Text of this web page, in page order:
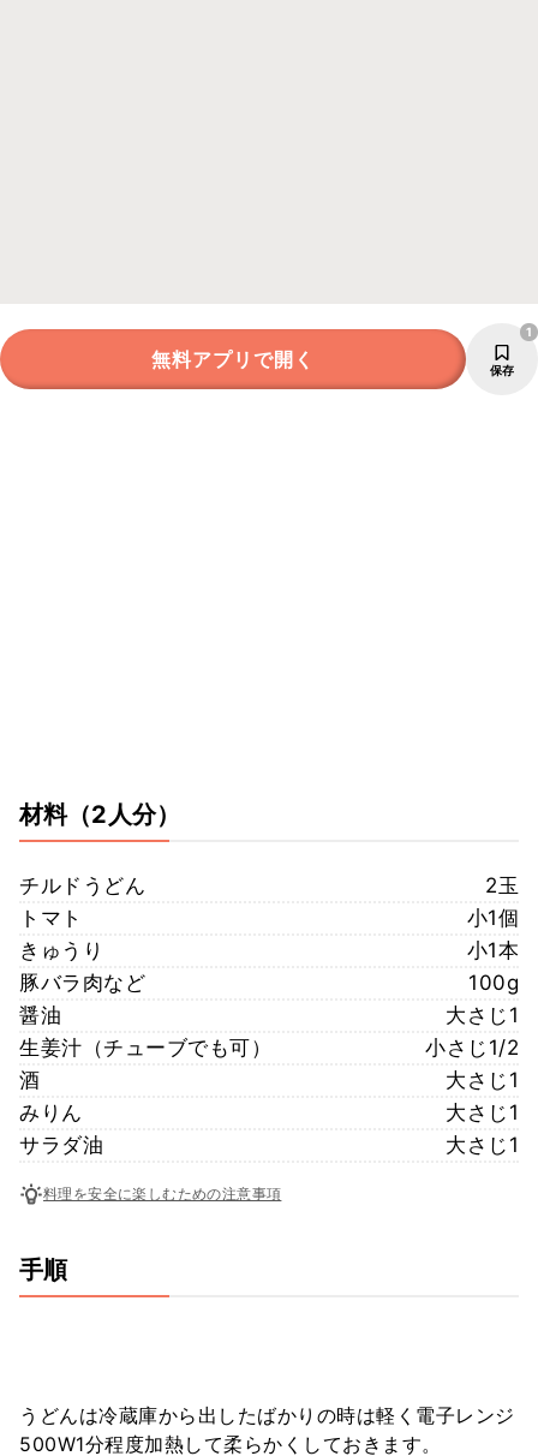
無料アプリで開く 保存
1
材料（2人分）
チルドうどん
2玉
トマト
小1個
きゅうり
小1本
豚バラ肉など
100g
醤油
大さじ1
生姜汁（チューブでも可）
小さじ1/2
酒
大さじ1
みりん
大さじ1
サラダ油
大さじ1
料理を安全に楽しむための注意事項
手順
うどんは冷蔵庫から出したばかりの時は軽く電子レンジ
500W1分程度加熱して柔らかくしておきます。